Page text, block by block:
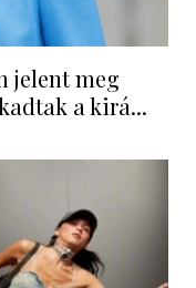
jelent meg
a kirá...